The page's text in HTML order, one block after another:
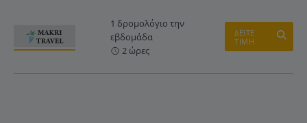
1 δρομολόγιο την
εβδομάδα
2 ώρες
ΔΕΙΤΕ
ΤΙΜΗ